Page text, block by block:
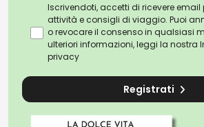
Iscrivendoti, accetti di ricevere
attività e consigli di viaggio. Puoi
o revocare il consenso in qualsiasi
ulteriori informazioni, leggi la nostra
privacy
Registrati